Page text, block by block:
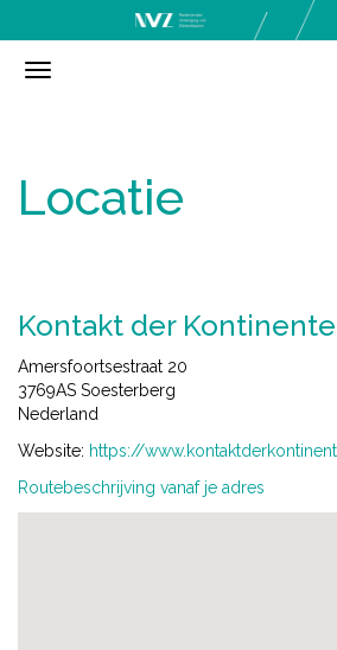
Locatie
Kontakt der
Amersfoortsestraat 20
3769AS Soesterberg
Nederland
Website: https://
Routebeschrijving vanaf je adres